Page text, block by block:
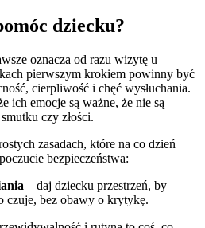
dziecku?
oznacza od razu wizytę u
pierwszym krokiem powinny być
cierpliwość i chęć wysłuchania.
ich emocje są ważne, że nie są
czy złości.
zasadach, które na co dzień
bezpieczeństwa:
– daj dziecku przestrzeń, by
czuje, bez obawy o krytykę.